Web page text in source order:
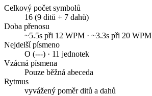
Celkový počet symbolů
16 (9 ditů + 7 dahů)
Doba přenosu
~5.5s při 12 WPM · ~3.3s při 20 WPM
Nejdelší písmeno
O (---) · 11 jednotek
Vzácná písmena
Pouze běžná abeceda
Rytmus
vyvážený poměr ditů a dahů